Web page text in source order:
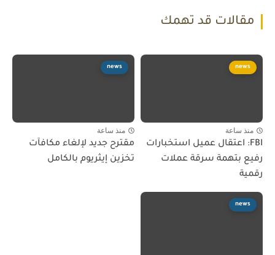
مقالات قد تهمك
news
منذ ساعة
FBI: اعتقال عميل استخبارات
رفيع بتهمة سرقة عملات
رقمية
news
منذ ساعة
مقترح جديد لإلغاء مكافآت
تخزين إيثريوم بالكامل
news